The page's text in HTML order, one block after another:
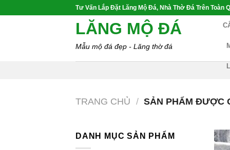
Tư Vấn Lắp Đặt Lăng Mộ Đá, Nhà Thờ Đá Trên Toàn
LĂNG MỘ ĐÁ
Mẫu mộ đá đẹp - Lăng thờ đá
TRANG CHỦ / SẢN PHẨM ĐƯỢC
DANH MỤC SẢN PHẨM